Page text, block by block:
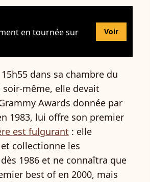
en tournée sur
Voir
dans sa chambre du
soir-même, elle devait
Awards donnée par
1983, lui offre son premier
est fulgurant : elle
collectionne les
1986 et ne connaîtra que
best of en 2000, mais